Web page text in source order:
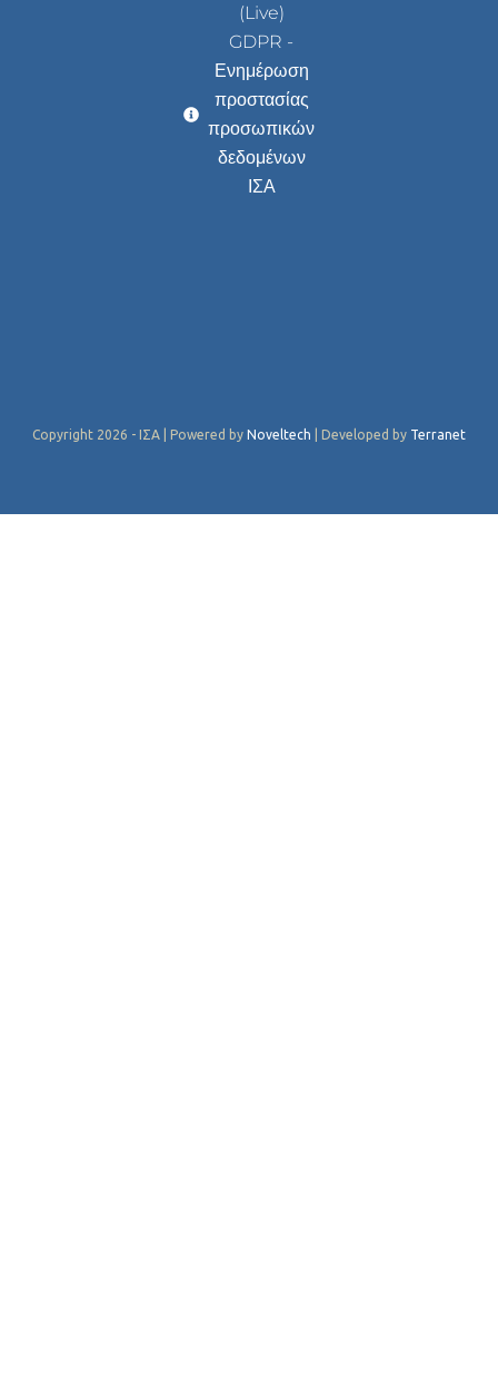
(Live)
GDPR -
Ενημέρωση
προστασίας
προσωπικών
δεδομένων
ΙΣΑ
Copyright 2026 - ΙΣΑ | Powered by Noveltech | Developed by Terranet